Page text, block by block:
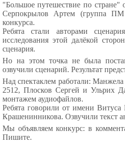
"Большое путешествие по
Серпокрылов Артем (группа ПМ
конкурса.
Ребята стали авторами
исследования этой далёкой
сценария.
Но на этом точка не была
озвучили сценарий. Результат
Над спектаклем работали:
2512, Плосков Сергей и Ульрих
монтажем аудиофайлов.
Ребята говорили от имени
Крашенинникова. Озвучили текст
Мы объявляем конкурс: в
Пишите.